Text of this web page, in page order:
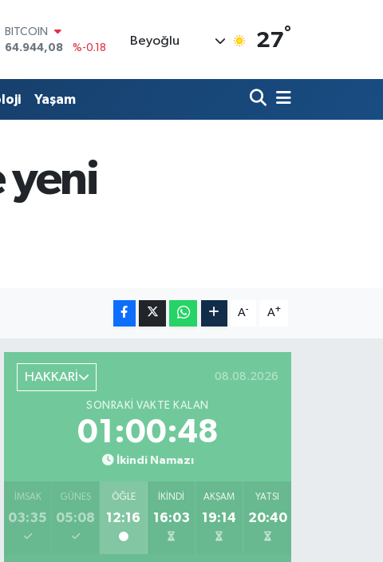
DOLAR
47,7436
%0.18
55,2510
%0.32
STERLİN
13.779
%-14
BITCOIN
Beyoğlu 27°
Yaşam
yeni
A- A+
HAKKARİ 08.08.2026
SONRAKI VAKTE KALAN
01:00:47
İkindi Namazı
İMSAK
03:35
GÜNEŞ
05:08
ÖĞLE
12:16
İKINDI
16:03
AKŞAM
19:14
YATSI
20:40